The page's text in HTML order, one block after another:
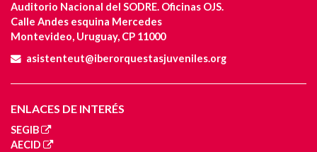
Auditorio Nacional del SODRE. Oficinas OJS.
Calle Andes esquina Mercedes
Montevideo, Uruguay, CP 11000
asistenteut@iberorquestasjuveniles.org
ENLACES DE INTERÉS
SEGIB
AECID